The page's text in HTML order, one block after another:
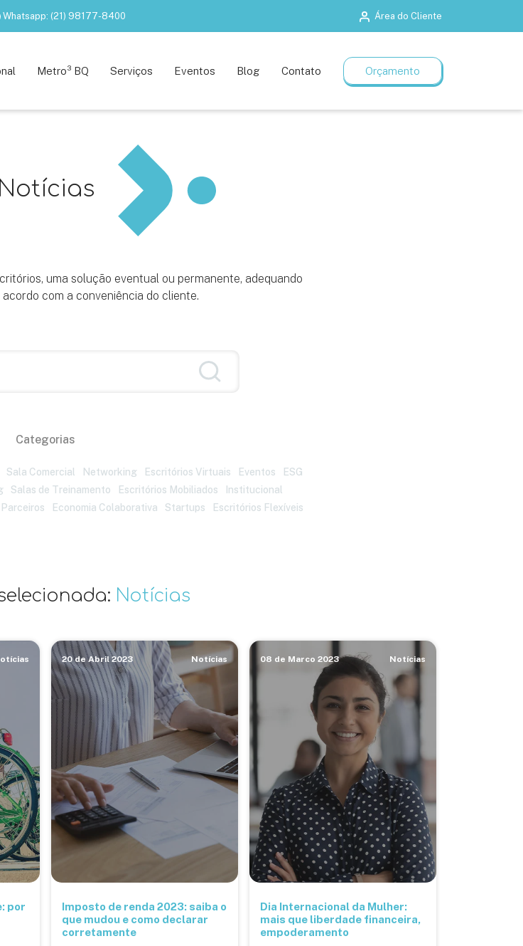
Whatsapp: (21) 98177-8400 Área do Cliente
Janeiro
Metro³ BQ Serviços
Planos flexíveis
Eventos
Janeiro
Blog Contato Orçamento
Notícias
uma solução eventual ou permanente, adequando
com a conveniência do cliente.
Categorias
Sala Comercial Networking Escritórios Virtuais Eventos
ESG
Salas de Treinamento Escritórios Mobiliados
Institucional
Parceiros Economia Colaborativa Startups Escritórios Flexíveis
Notícias
por
20 de Abril 2023 Notícias
Imposto de renda 2023: saiba o
que mudou e como declarar
corretamente
08 de Marco 2023 Notícias
Dia Internacional da Mulher:
mais que liberdade financeira,
empoderamento